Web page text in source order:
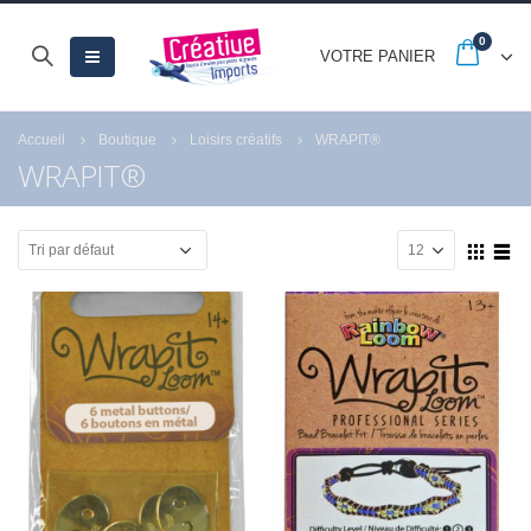
VOTRE PANIER
0
Accueil Boutique Loisirs créatifs WRAPIT®
WRAPIT®